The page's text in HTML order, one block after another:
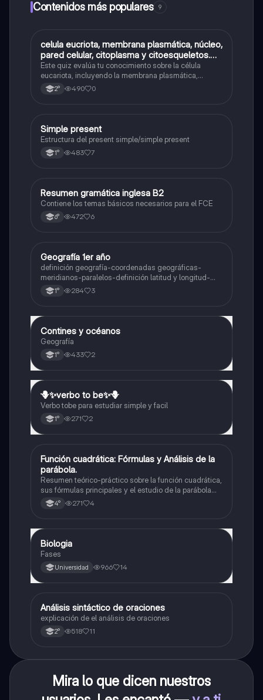
Contenidos más populares 9
CBiología
celula eucriota, membrana plasmática, núcleo,
pared celular, citoplasma y citoesqueletos.
nombre se las partes de la celula eucariota
Este quiz evalúa tu conocimiento sobre la célula
eucariota, incluyendo la membrana plasmática,
núcleo, pared celular, citoplasma y citoesqueleto.
2° 490 0
Inglés
Simple present
Estructura del present simple/simple present
1° 483 7
Inglés
Resumen gramática inglesa B2
Contiene los temas básicos necesarios para el FCE
6° 472 6
Geografía
Geografía 1er año
definición geografía-coordenadas geográficas-
meridianos-paralelos-definición latitud y longitud-
elementos del mapa-definición mapa-localización
relativa y absoluta
1° 284 3
Geografía
Contines y océanos
Geografía
1° 433 2
Inglés
🪻✨️verbo to be✨️🪻
Verbo tobe para estudiar simple y facil
1° 271 2
Matemáticas
Función cuadrática: Fórmulas y Análisis de la
parábola.
Resumen teórico-práctico sobre la función cuadrática,
sus fórmulas principales y el estudio de la parábola
como representación gráfica.Incluye desarrollo de la
forma general, cálculo de raíces, vértice y elementos
4° 271 4
Biología
Biologia
Fases
Universidad 966 14
Lengua
Análisis sintáctico de oraciones
explicación de el análisis de oraciones
2° 518 11
Mira lo que dicen nuestros